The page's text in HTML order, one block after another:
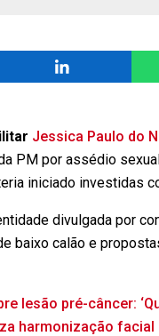
Jessica Paulo do
PM por assédio
iniciado investidas
divulgada por
baixo calão e
lesão pré-câncer:
harmonização facial